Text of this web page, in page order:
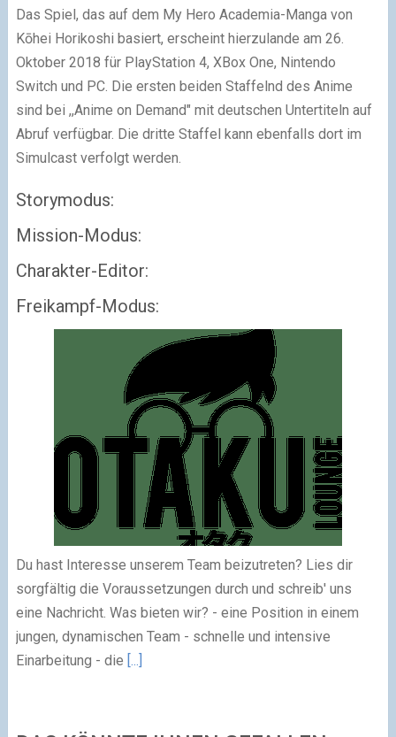
Das Spiel, das auf dem My Hero Academia-Manga von
Kōhei Horikoshi basiert, erscheint hierzulande am 26.
Oktober 2018 für PlayStation 4, XBox One, Nintendo
Switch und PC. Die ersten beiden Staffelnd des Anime
sind bei ,,Anime on Demand" mit deutschen Untertiteln auf
Abruf verfügbar. Die dritte Staffel kann ebenfalls dort im
Simulcast verfolgt werden.
Storymodus:
Mission-Modus:
Charakter-Editor:
Freikampf-Modus:
Du hast Interesse unserem Team beizutreten? Lies dir
sorgfältig die Voraussetzungen durch und schreib' uns
eine Nachricht. Was bieten wir? - eine Position in einem
jungen, dynamischen Team - schnelle und intensive
Einarbeitung - die [...]